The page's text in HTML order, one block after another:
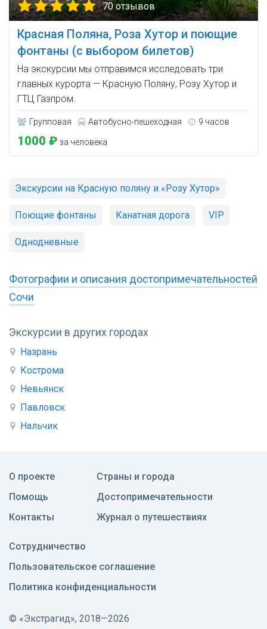
Экскурсии в других городах
Назрань
Кострома
Невьянск
Павловск
Нальчик
70 отзывов
Красная Поляна, Роза Хутор и поющие
фонтаны (с выбором билетов)
На экскурсии мы отправимся исследовать три
главных курорта — Красную Поляну, Розу Хутор и
ГТЦ Газпром.
Групповая Автобусно-пешеходная 9 часов
1000 ₽ за человека
Экскурсии на Красную поляну и «Розу Хутор»
Поющие фонтаны Канатная дорога VIP
Однодневные
Фотографии и описания достопримечательностей
Сочи
О проекте
Помощь
Контакты
Страны и города
Достопримечательности
Журнал о путешествиях
Сотрудничество
Пользовательское соглашение
Политика конфиденциальности
© «Экстрагид», 2018—2026